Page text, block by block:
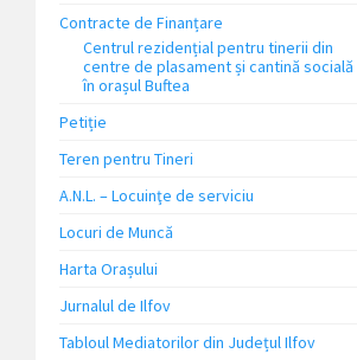
Contracte de Finanțare
Centrul rezidențial pentru tinerii din
centre de plasament și cantină socială
în orașul Buftea
Petiție
Teren pentru Tineri
A.N.L. – Locuinţe de serviciu
Locuri de Muncă
Harta Orașului
Jurnalul de Ilfov
Tabloul Mediatorilor din Județul Ilfov